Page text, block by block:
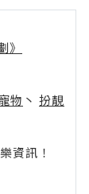
》
物 丶 扮靚
資訊！